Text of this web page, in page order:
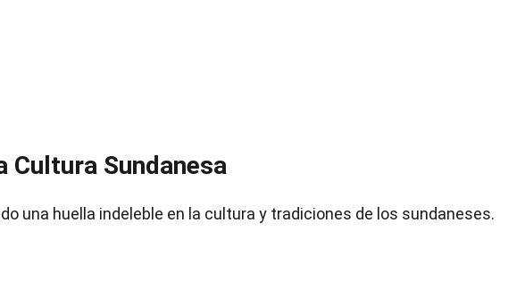
Cultura Sundanesa
una huella indeleble en la cultura y tradiciones de los sundaneses.